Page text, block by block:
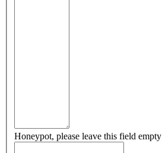
Honeypot, please leave this field empty